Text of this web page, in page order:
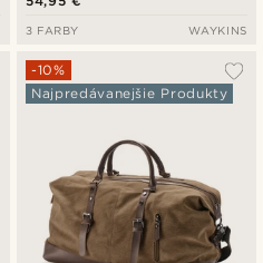
3 FARBY WAYKINS
-10%
Najpredávanejšie Produkty